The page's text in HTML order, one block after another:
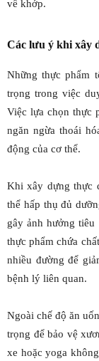
về khớp.
Các lưu ý khi xây
Những thực phẩm
trọng trong việc
Việc lựa chọn thực
ngăn ngừa thoái
động của cơ thể.
Khi xây dựng thực
thể hấp thụ đủ
gây ảnh hưởng
thực phẩm chứa
nhiều đường để
bệnh lý liên quan.
Ngoài chế độ ăn
trọng để bảo vệ
xe hoặc yoga